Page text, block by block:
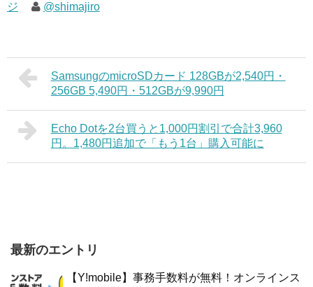
ジ
@shimajiro
SamsungのmicroSDカード 128GBが2,540円・
256GB 5,490円・512GBが9,990円
Echo Dotを2台買うと1,000円割引で合計3,960
円。1,480円追加で「もう1台」購入可能に
最新のエントリ
【Y!mobile】事務手数料が無料！オンラインス